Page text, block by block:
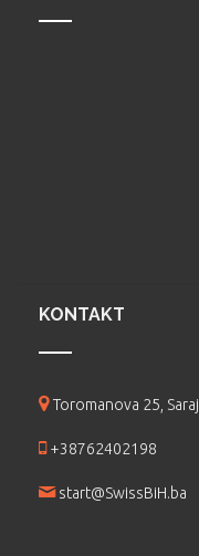
KONTAKT
Toromanova 25,
+38762402198
start@SwissBiH.ba